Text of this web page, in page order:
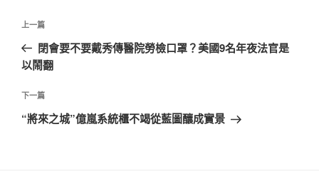
文
導
覽
上
一
篇
章
上一篇
閉會要不要戴秀傳醫院勞檢口罩？美國9名年夜法官是
以鬧翻
下
一
下一篇
“將來之城”億嵐系統櫃不竭從藍圖釀成實景